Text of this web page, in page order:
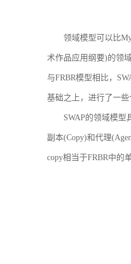
领域模型可以比
术作品应用纲要)的领
与FRBR模型相比，
基础之上，进行了一
SWAP的领域模型
副本(Copy)和代理
copy相当于FRBR中的